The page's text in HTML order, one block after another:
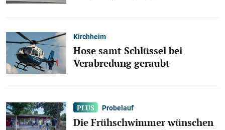
Kirchheim
Hose samt Schlüssel bei
Verabredung geraubt
Probelauf
Die Frühschwimmer wünschen